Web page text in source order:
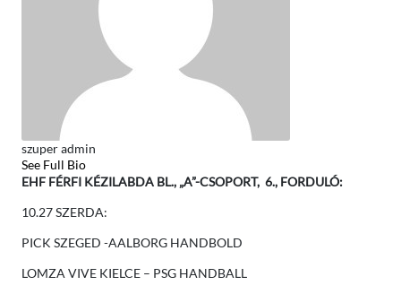
szuper admin
See Full Bio
EHF FÉRFI KÉZILABDA BL., „A”-CSOPORT, 6., FORDULÓ:
10.27 SZERDA:
PICK SZEGED -AALBORG HANDBOLD
LOMZA VIVE KIELCE – PSG HANDBALL